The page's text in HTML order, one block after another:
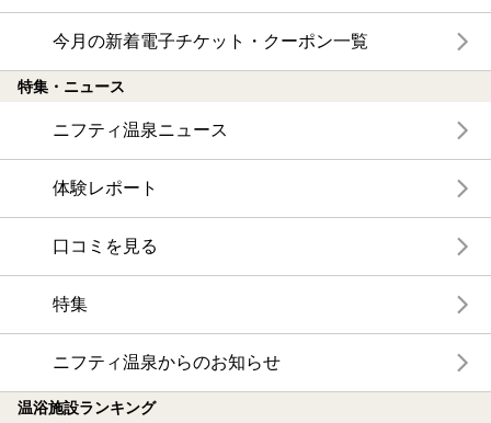
今月の新着電子チケット・クーポン一覧
特集・ニュース
ニフティ温泉ニュース
体験レポート
口コミを見る
特集
ニフティ温泉からのお知らせ
温浴施設ランキング